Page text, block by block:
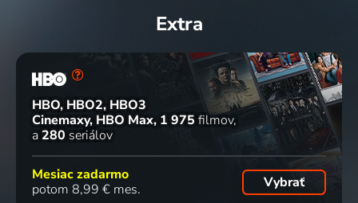
Extra
HBO, HBO2, HBO3
Cinemaxy, HBO Max 1 975 filmov
a 280 seriálov
Mesiac zadarmo
potom 8,99 € mes.
Vybrať